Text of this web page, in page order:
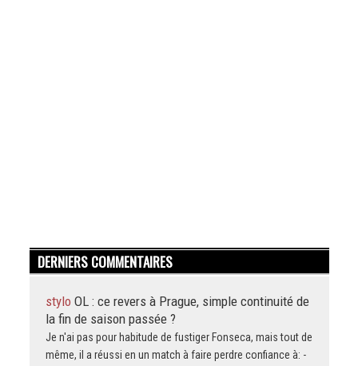
DERNIERS COMMENTAIRES
stylo OL : ce revers à Prague, simple continuité de
la fin de saison passée ?
Je n'ai pas pour habitude de fustiger Fonseca, mais tout de
même, il a réussi en un match à faire perdre confiance à: -